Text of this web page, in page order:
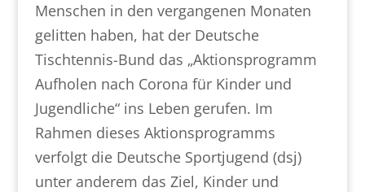
Menschen in den vergangenen Monaten
gelitten haben, hat der Deutsche
Tischtennis-Bund das „Aktionsprogramm
Aufholen nach Corona für Kinder und
Jugendliche“ ins Leben gerufen. Im
Rahmen dieses Aktionsprogramms
verfolgt die Deutsche Sportjugend (dsj)
unter anderem das Ziel, Kinder und